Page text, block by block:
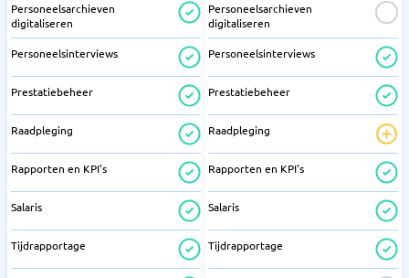
Personeelsarchieven
digitaliseren
Personeelsinterviews
Prestatiebeheer
Raadpleging
Rapporten en KPI's
Salaris
Tijdrapportage
Personeelsarchieven
digitaliseren
Personeelsinterviews
Prestatiebeheer
Raadpleging
Rapporten en KPI's
Salaris
Tijdrapportage